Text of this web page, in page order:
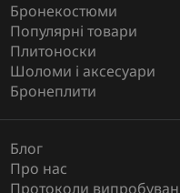
Бронекостюми
Популярні товари
Плитоноски
Шоломи і аксесуари
Бронеплити
Блог
Про нас
Протоколи